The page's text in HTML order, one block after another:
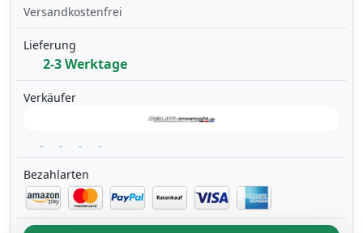
Versandkostenfrei
Lieferung
2-3 Werktage
Verkäufer
Bezahlarten